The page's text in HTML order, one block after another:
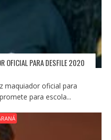
OFICIAL PARA DESFILE 2020
maquiador oficial para
para escola...